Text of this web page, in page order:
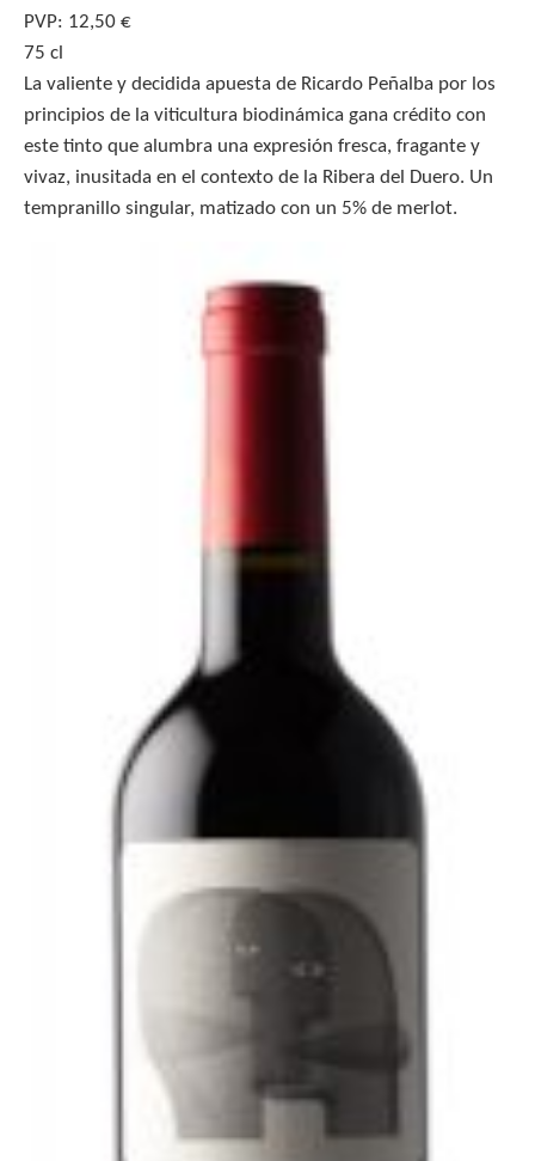
PVP: 12,50 €
75 cl
La valiente y decidida apuesta de Ricardo Peñalba por los
principios de la viticultura biodinámica gana crédito con
este tinto que alumbra una expresión fresca, fragante y
vivaz, inusitada en el contexto de la Ribera del Duero. Un
tempranillo singular, matizado con un 5% de merlot.